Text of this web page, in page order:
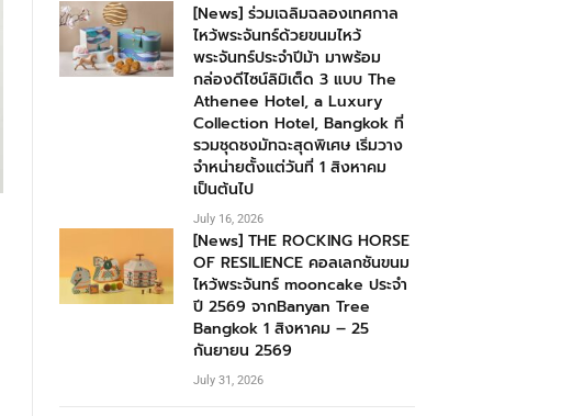
[News] ร่วมเฉลิมฉลองเทศกาล
ไหว้พระจันทร์ด้วยขนมไหว้
พระจันทร์ประจำปีม้า มาพร้อม
กล่องดีไซน์ลิมิเต็ด 3 แบบ The
Athenee Hotel, a Luxury
Collection Hotel, Bangkok ที่
รวมชุดชงมัทฉะสุดพิเศษ เริ่มวาง
จำหน่ายตั้งแต่วันที่ 1 สิงหาคม
เป็นต้นไป
July 16, 2026
[News] THE ROCKING HORSE
OF RESILIENCE คอลเลกชันขนม
ไหว้พระจันทร์ mooncake ประจำ
ปี 2569 จากBanyan Tree
Bangkok 1 สิงหาคม – 25
กันยายน 2569
July 31, 2026